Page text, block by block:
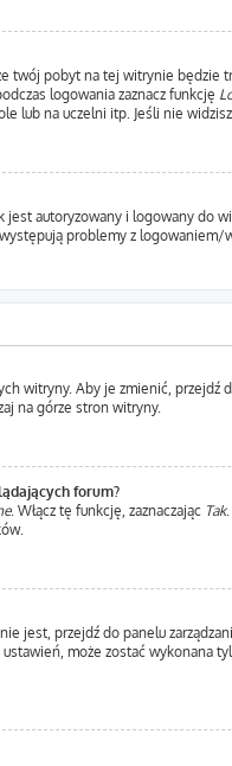
twój pobyt na tej witrynie będzie
logowania zaznacz funkcję
na uczelni itp. Jeśli nie widzisz
autoryzowany i logowany do
problemy z
witryny. Aby je zmienić,
na górze stron witryny.
forum?
. Włącz tę funkcję, zaznaczając Tak
jest, przejdź do panelu
może zostać wykonana